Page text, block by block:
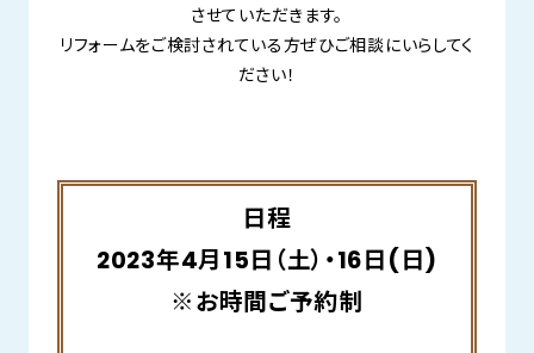
させていただきます。
リフォームをご検討されている方ぜひご相談にいらしてく
ださい！
日程
2023年4月15日（土）・16日(日)
※お時間ご予約制